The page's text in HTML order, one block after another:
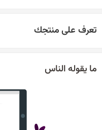
تعرف على منتجك
ما يقوله الناس